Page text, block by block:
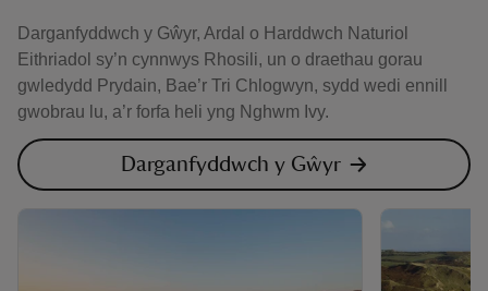
Darganfyddwch y Gŵyr, Ardal o Harddwch Naturiol
Eithriadol sy’n cynnwys Rhosili, un o draethau gorau
gwledydd Prydain, Bae’r Tri Chlogwyn, sydd wedi ennill
gwobrau lu, a’r forfa heli yng Nghwm Ivy.
Darganfyddwch y Gŵyr